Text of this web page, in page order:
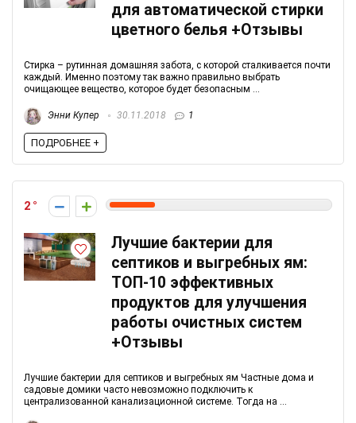
для автоматической стирки
цветного белья +Отзывы
Стирка – рутинная домашняя забота, с которой сталкивается почти
каждый. Именно поэтому так важно правильно выбрать
очищающее вещество, которое будет безопасным ...
Энни Купер 30.11.2018 1
ПОДРОБНЕЕ +
2
Лучшие бактерии для
септиков и выгребных ям:
ТОП-10 эффективных
продуктов для улучшения
работы очистных систем
+Отзывы
Лучшие бактерии для септиков и выгребных ям Частные дома и
садовые домики часто невозможно подключить к
централизованной канализационной системе. Тогда на ...